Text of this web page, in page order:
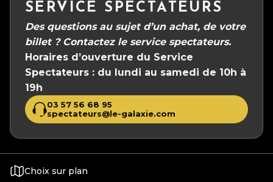
SERVICE SPECTATEURS
Des questions au sujet d’un achat, de votre
billet ? Contactez le service spectateurs.
Horaires d’ouverture du Service
Spectateurs : du lundi au samedi de 10h à
19h
03 57 56 68 95
spectateurs@le-galaxie.com
Choix sur plan